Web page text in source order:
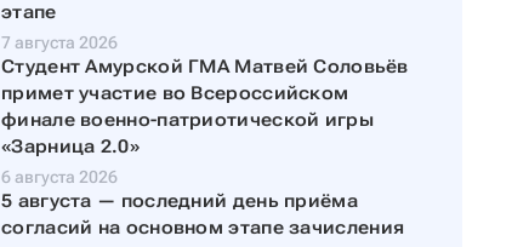
этапе
7 августа 2026
Студент Амурской ГМА Матвей Соловьёв
примет участие во Всероссийском
финале военно-патриотической игры
«Зарница 2.0»
6 августа 2026
5 августа — последний день приёма
согласий на основном этапе зачисления